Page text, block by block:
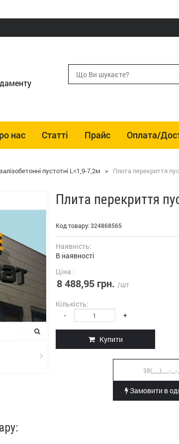
нас Статті Прайс Оплата/
пустотні L=1,9-7,2м > Плита перекриття
Плита перекриття
Код товару: 324868565
Наявність:
В наявності
Ціна :
8 488,95 грн. /шт
Кількість:
- +
Купити
Замовити в